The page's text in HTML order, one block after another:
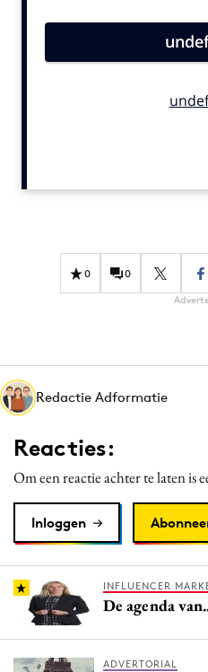
Artificial Intelligence
Influencer marketing
Interne communicatie
Media
Merkstrategie
PR
Programmatic
Reputatie & crisis
0 0
Redactie Adformatie
Reacties:
Om een reactie achter te laten is
Inloggen
INFLUENCER
De agenda
ADVERTORIAL